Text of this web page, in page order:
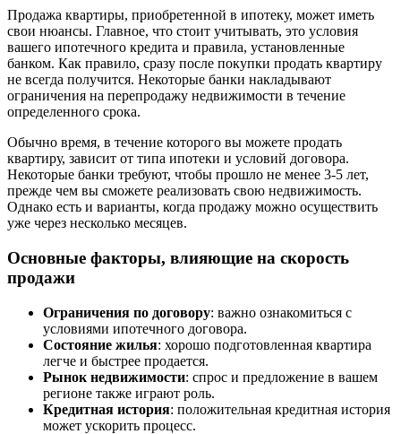
Продажа квартиры, приобретенной в ипотеку, может иметь
свои нюансы. Главное, что стоит учитывать, это условия
вашего ипотечного кредита и правила, установленные
банком. Как правило, сразу после покупки продать квартиру
не всегда получится. Некоторые банки накладывают
ограничения на перепродажу недвижимости в течение
определенного срокa.
Обычно время, в течение которого вы можете продать
квартиру, зависит от типа ипотеки и условий договора.
Некоторые банки требуют, чтобы прошло не менее 3-5 лет,
прежде чем вы сможете реализовать свою недвижимость.
Однако есть и варианты, когда продажу можно осуществить
уже через несколько месяцев.
Основные факторы, влияющие на скорость
продажи
Ограничения по договору: важно ознакомиться с
условиями ипотечного договора.
Состояние жилья: хорошо подготовленная квартира
легче и быстрее продается.
Рынок недвижимости: спрос и предложение в вашем
регионе также играют роль.
Кредитная история: положительная кредитная история
может ускорить процесс.